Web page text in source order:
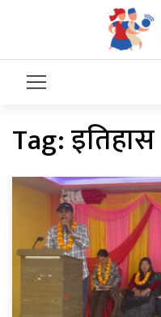
Tag:इतिहास